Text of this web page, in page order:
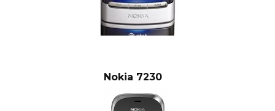
Nokia 7230